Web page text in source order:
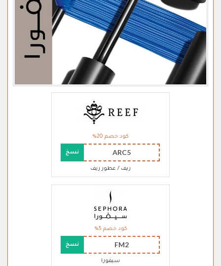
كود خصم 20%
ARC5 نسخ
ريف / عطور ريف
كود خصم 5%
FM2 نسخ
سيفورا